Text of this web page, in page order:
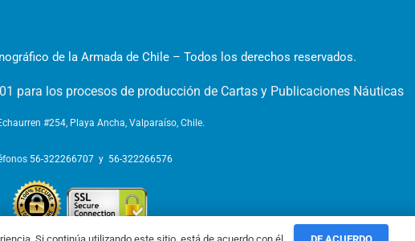
de la Armada de Chile – Todos los derechos reservados.
para los procesos de producción de Cartas y Publicaciones Náuticas
#254, Playa Ancha, Valparaíso, Chile.
56-322266707 y 56-322266576